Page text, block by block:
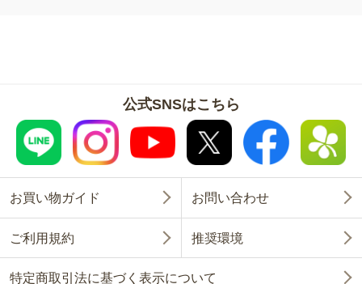
公式SNSはこちら
お買い物ガイド お問い合わせ
ご利用規約 推奨環境
特定商取引法に基づく表示について